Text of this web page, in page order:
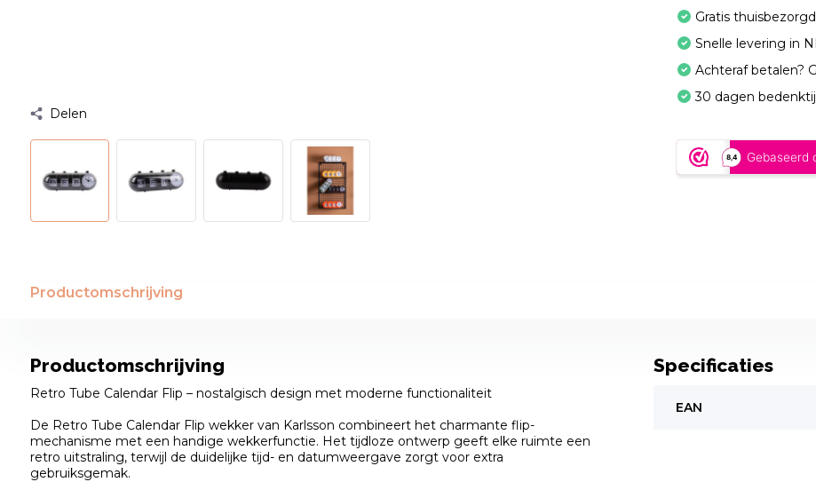
Delen
Gratis thuisbezorgd
Snelle levering in
Achteraf betalen?
30 dagen
Productomschrijving
Productomschrijving
Retro Tube Calendar Flip – nostalgisch design met moderne functionaliteit
De Retro Tube Calendar Flip wekker van Karlsson combineert het charmante flip-
mechanisme met een handige wekkerfunctie. Het tijdloze ontwerp geeft elke ruimte een
retro uitstraling, terwijl de duidelijke tijd- en datumweergave zorgt voor extra
gebruiksgemak.
Specificaties
EAN